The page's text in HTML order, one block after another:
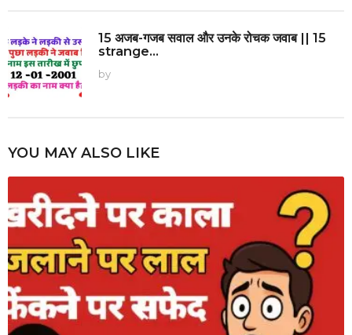
15 अजब-गजब सवाल और उनके रोचक जवाब || 15
strange...
by
YOU MAY ALSO LIKE